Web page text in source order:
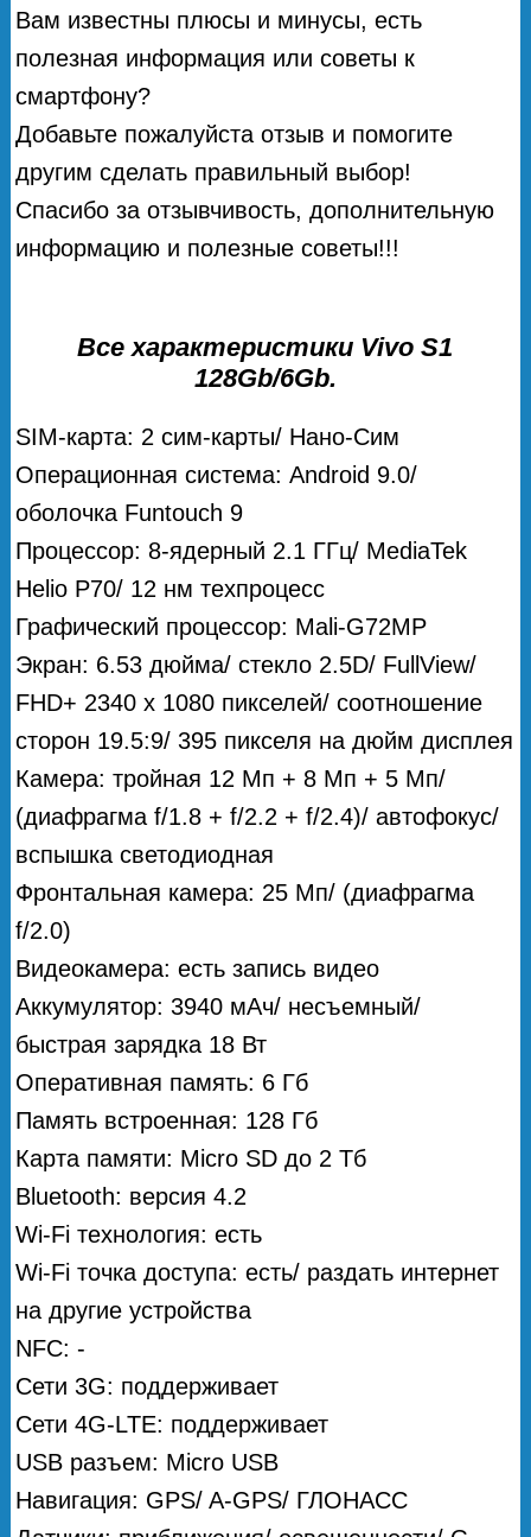
Вам известны плюсы и минусы, есть
полезная информация или советы к
смартфону?
Добавьте пожалуйста отзыв и помогите
другим сделать правильный выбор!
Спасибо за отзывчивость, дополнительную
информацию и полезные советы!!!
Все характеристики Vivo S1
128Gb/6Gb.
SIM-карта: 2 сим-карты/ Нано-Сим
Операционная система: Android 9.0/
оболочка Funtouch 9
Процессор: 8-ядерный 2.1 ГГц/ MediaTek
Helio P70/ 12 нм техпроцесс
Графический процессор: Mali-G72MP
Экран: 6.53 дюйма/ стекло 2.5D/ FullView/
FHD+ 2340 х 1080 пикселей/ соотношение
сторон 19.5:9/ 395 пикселя на дюйм дисплея
Камера: тройная 12 Мп + 8 Мп + 5 Мп/
(диафрагма f/1.8 + f/2.2 + f/2.4)/ автофокус/
вспышка светодиодная
Фронтальная камера: 25 Мп/ (диафрагма
f/2.0)
Видеокамера: есть запись видео
Аккумулятор: 3940 мАч/ несъемный/
быстрая зарядка 18 Вт
Оперативная память: 6 Гб
Память встроенная: 128 Гб
Карта памяти: Micro SD до 2 Тб
Bluetooth: версия 4.2
Wi-Fi технология: есть
Wi-Fi точка доступа: есть/ раздать интернет
на другие устройства
NFC: -
Сети 3G: поддерживает
Сети 4G-LTE: поддерживает
USB разъем: Micro USB
Навигация: GPS/ A-GPS/ ГЛОНАСС